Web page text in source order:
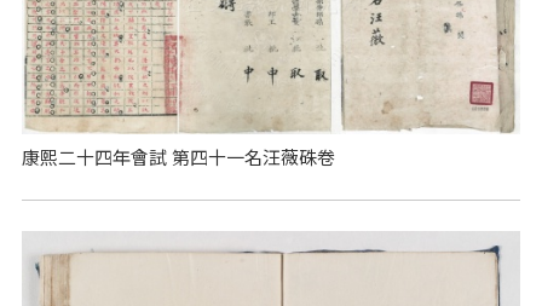
康熙二十四年會試 第四十一名汪薇硃卷